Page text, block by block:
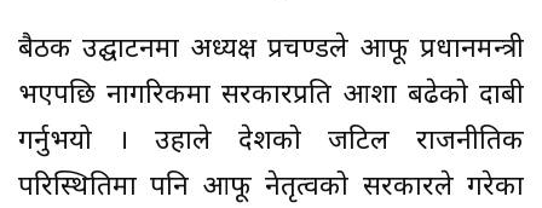
बैठक उद्घाटनमा अध्यक्ष प्रचण्डले आफू प्रधानमन्त्री
भएपछि नागरिकमा सरकारप्रति आशा बढेको दाबी
गर्नुभयो । उहाले देशको जटिल राजनीतिक
परिस्थितिमा पनि आफू नेतृत्वको सरकारले गरेका